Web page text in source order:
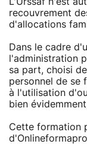
recouvrement
d'allocations
Dans le cadre
l'administration
sa part, choisi
personnel de se
à l'utilisation
bien
Cette formation